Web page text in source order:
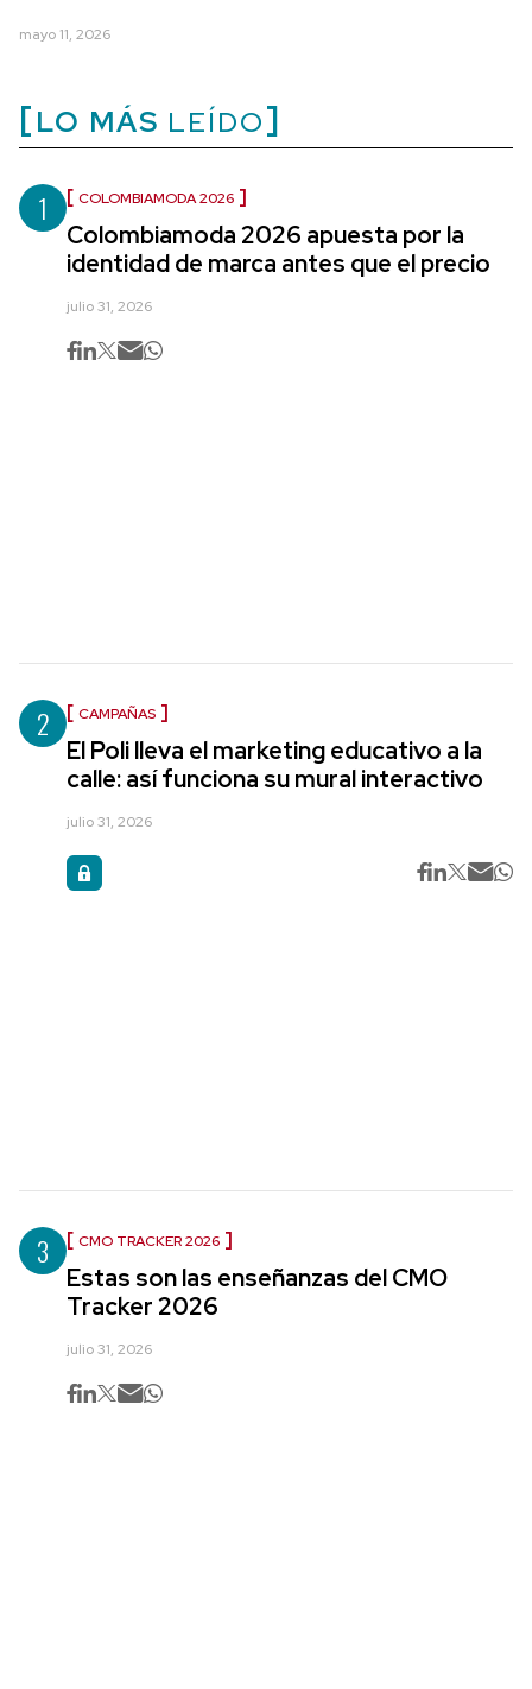
mayo 11, 2026
LO MÁS LEÍDO
1 COLOMBIAMODA 2026
Colombiamoda 2026 apuesta por la
identidad de marca antes que el precio
julio 31, 2026
2 CAMPAÑAS
El Poli lleva el marketing educativo a la
calle: así funciona su mural interactivo
julio 31, 2026
3 CMO TRACKER 2026
Estas son las enseñanzas del CMO
Tracker 2026
julio 31, 2026